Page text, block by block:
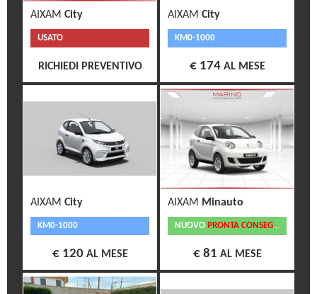
AIXAM City
USATO
RICHIEDI PREVENTIVO
AIXAM City
KM0-1000
€ 174 AL MESE
AIXAM City
KM0-1000
€ 120 AL MESE
AIXAM Minauto
NUOVO PRONTA CONSEGNA
€ 81 AL MESE